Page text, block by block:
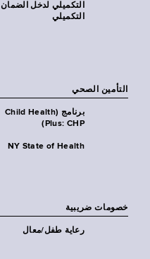
التكميلي لدخل الضمان
التكميلي
التأمين الصحي
برنامج (Child Health
Plus: CHP)
NY State of Health
خصومات ضريبية
رعاية طفل/معال